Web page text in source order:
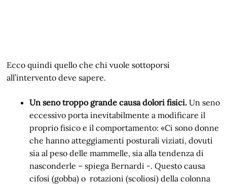
Ecco quindi quello che chi vuole sottoporsi
all’intervento deve sapere.
Un seno troppo grande causa dolori fisici. Un seno
eccessivo porta inevitabilmente a modificare il
proprio fisico e il comportamento: «Ci sono donne
che hanno atteggiamenti posturali viziati, dovuti
sia al peso delle mammelle, sia alla tendenza di
nasconderle – spiega Bernardi -. Questo causa
cifosi (gobba) o rotazioni (scoliosi) della colonna